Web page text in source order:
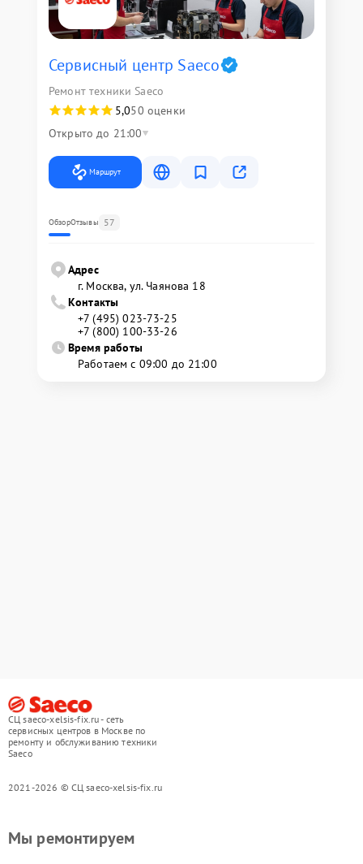
Сервисный центр Saeco
Ремонт техники Saeco
5,050 оценки
Открыто до 21:00
Маршрут
ОбзорОтзывы 57
Адрес
г. Москва, ул. Чаянова 18
Контакты
+7 (495) 023-73-25
+7 (800) 100-33-26
Время работы
Работаем с 09:00 до 21:00
СЦ saeco-xelsis-fix.ru - сеть
сервисных центров в Москве по
ремонту и обслуживанию техники
Saeco
2021-2026 © СЦ saeco-xelsis-fix.ru
Мы ремонтируем